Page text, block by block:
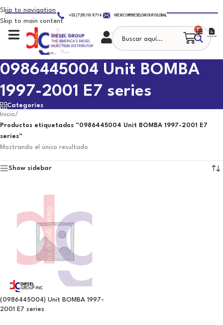
Skip to navigation
Skip to main content
+52 (729) 110 8714 MEXICO@DIESELGROUP.GLOBAL
0
0986445004 Unit BOMBA
1997-2001 E7 series
Categories
Inicio/
Productos etiquetados “0986445004 Unit BOMBA 1997-2001 E7
series”
Mostrando el único resultado
Show sidebar
(0986445004) Unit BOMBA 1997-
2001 E7 series